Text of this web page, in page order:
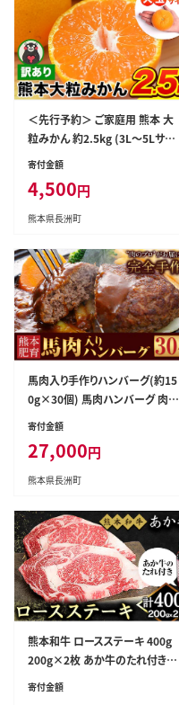
＜先行予約＞ ご家庭用 熊本 大
粒みかん 約2.5kg (3L～5Lサイ
ズ)大玉 みかん 先行予約 熊本
県産 熊本県 期間限定 フルーツ
旬 柑橘 長洲町 大粒みかん《202
ん みかん みかん みかん みかん
みかん みかん みかん みかん み
かん---fn_notbmkn_bc1_r8_
4500_2500g---
寄付金額
4,500円
熊本県長洲町
馬肉入り手作りハンバーグ(約15
0g×30個) 馬肉ハンバーグ 肉の
宮本《45日以内に出荷予定(土日
祝除く)》---sn_fmiyahamburg
_45d_r7_27000_30i---
寄付金額
27,000円
熊本県長洲町
熊本和牛 ロースステーキ 400g
200g×2枚 あか牛のたれ付き
熊本県産 あか牛 赤牛 あかうし
三協畜産《60日以内に出荷予定
寄付金額